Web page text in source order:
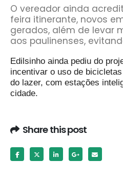
O vereador ainda
feira itinerante, novos
gerados, além de levar
aos paulinenses,
Edilsinho ainda pediu do
incentivar o uso de
do lazer, com estações
cidade.
Share this post